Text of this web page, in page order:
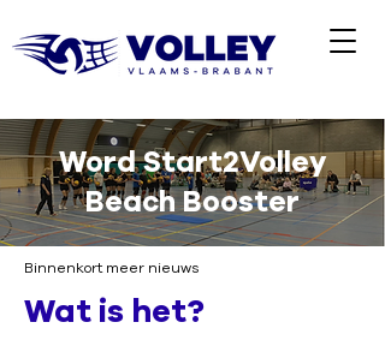
Word Start2Volley
Beach Booster
Binnenkort meer nieuws
Wat is het?